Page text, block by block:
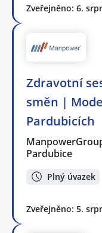
Zveřejněno: 6.
Zdravotní
směn |
Pardubicích
Pardubice
Plný úvazek
Zveřejněno: 5.